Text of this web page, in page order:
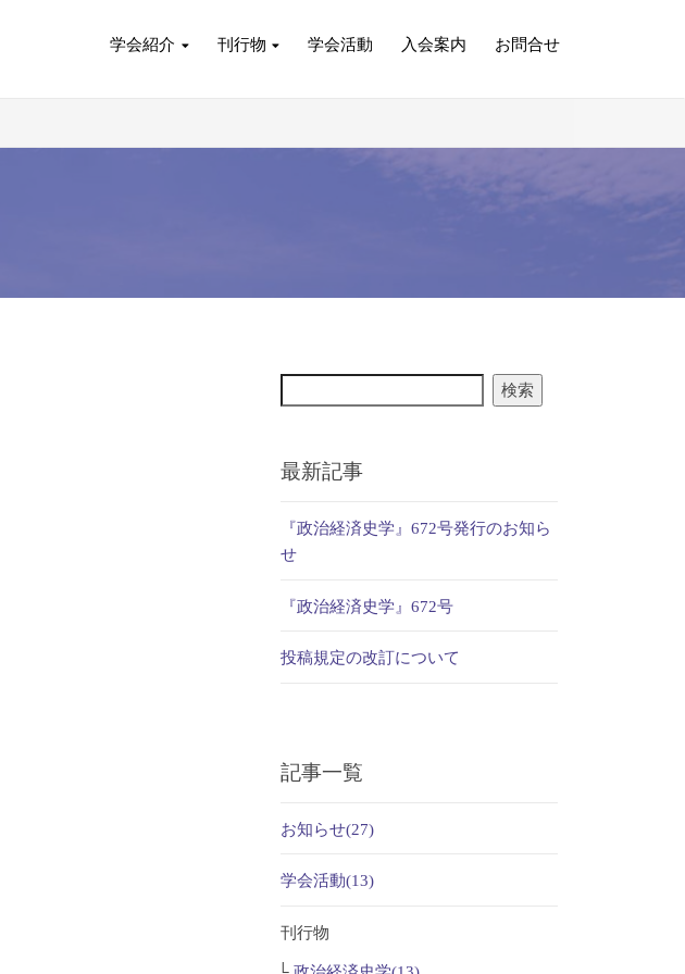
学会紹介 刊行物 学会活動 入会案内 お問合せ
検索
最新記事
『政治経済史学』672号発行のお知ら
せ
『政治経済史学』672号
投稿規定の改訂について
記事一覧
お知らせ(27)
学会活動(13)
刊行物